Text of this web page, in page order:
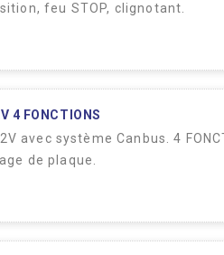
feu STOP, clignotant.
4 FONCTIONS
avec système Canbus. 4
de plaque.